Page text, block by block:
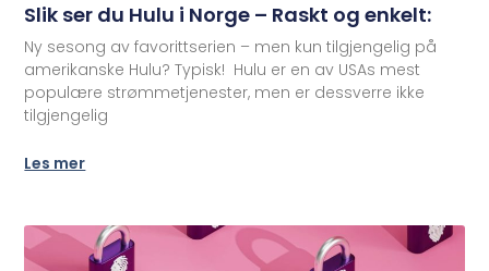
Slik ser du Hulu i Norge – Raskt og enkelt:
Ny sesong av favorittserien – men kun tilgjengelig på
amerikanske Hulu? Typisk! Hulu er en av USAs mest
populære strømmetjenester, men er dessverre ikke
tilgjengelig
Les mer